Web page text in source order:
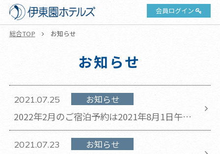
会員ログイン
総合TOP お知らせ
お知らせ
2021.07.25 お知らせ
2022年2月のご宿泊予約は2021年8月1日午前
10時より開始いたします。
2021.07.23 お知らせ